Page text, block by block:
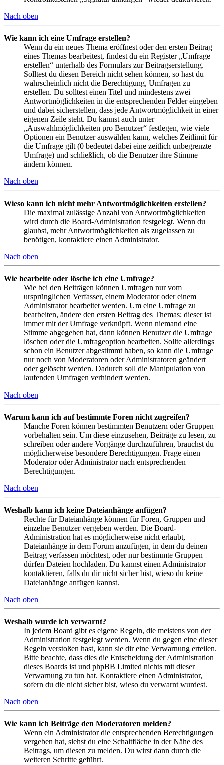
Nach oben
Wie kann ich eine Umfrage erstellen?
Wenn du ein neues Thema eröffnest oder den ersten Beitrag
eines Themas bearbeitest, findest du ein Register „Umfrage
erstellen“ unterhalb des Formulars zur Beitragserstellung.
Solltest du diesen Bereich nicht sehen können, so hast du
wahrscheinlich nicht die Berechtigung, Umfragen zu
erstellen. Du solltest einen Titel und mindestens zwei
Antwortmöglichkeiten in die entsprechenden Felder eingeben
und dabei sicherstellen, dass jede Antwortmöglichkeit in einer
eigenen Zeile steht. Du kannst auch unter
„Auswahlmöglichkeiten pro Benutzer“ festlegen, wie viele
Optionen ein Benutzer auswählen kann, welches Zeitlimit für
die Umfrage gilt (0 bedeutet dabei eine zeitlich unbegrenzte
Umfrage) und schließlich, ob die Benutzer ihre Stimme
ändern können.
Nach oben
Wieso kann ich nicht mehr Antwortmöglichkeiten erstellen?
Die maximal zulässige Anzahl von Antwortmöglichkeiten
wird durch die Board-Administration festgelegt. Wenn du
glaubst, mehr Antwortmöglichkeiten als zugelassen zu
benötigen, kontaktiere einen Administrator.
Nach oben
Wie bearbeite oder lösche ich eine Umfrage?
Wie bei den Beiträgen können Umfragen nur vom
ursprünglichen Verfasser, einem Moderator oder einem
Administrator bearbeitet werden. Um eine Umfrage zu
bearbeiten, ändere den ersten Beitrag des Themas; dieser ist
immer mit der Umfrage verknüpft. Wenn niemand eine
Stimme abgegeben hat, dann können Benutzer die Umfrage
löschen oder die Umfrageoption bearbeiten. Sollte allerdings
schon ein Benutzer abgestimmt haben, so kann die Umfrage
nur noch von Moderatoren oder Administratoren geändert
oder gelöscht werden. Dadurch soll die Manipulation von
laufenden Umfragen verhindert werden.
Nach oben
Warum kann ich auf bestimmte Foren nicht zugreifen?
Manche Foren können bestimmten Benutzern oder Gruppen
vorbehalten sein. Um diese einzusehen, Beiträge zu lesen, zu
schreiben oder andere Vorgänge durchzuführen, brauchst du
möglicherweise besondere Berechtigungen. Frage einen
Moderator oder Administrator nach entsprechenden
Berechtigungen.
Nach oben
Weshalb kann ich keine Dateianhänge anfügen?
Rechte für Dateianhänge können für Foren, Gruppen und
einzelne Benutzer vergeben werden. Die Board-
Administration hat es möglicherweise nicht erlaubt,
Dateianhänge in dem Forum anzufügen, in dem du deinen
Beitrag verfassen möchtest, oder nur bestimmte Gruppen
dürfen Dateien hochladen. Du kannst einen Administrator
kontaktieren, falls du dir nicht sicher bist, wieso du keine
Dateianhänge anfügen kannst.
Nach oben
Weshalb wurde ich verwarnt?
In jedem Board gibt es eigene Regeln, die meistens von der
Administration festgelegt werden. Wenn du gegen eine dieser
Regeln verstoßen hast, kann sie dir eine Verwarnung erteilen.
Bitte beachte, dass dies die Entscheidung der Administration
dieses Boards ist und phpBB Limited nichts mit dieser
Verwarnung zu tun hat. Kontaktiere einen Administrator,
sofern du die nicht sicher bist, wieso du verwarnt wurdest.
Nach oben
Wie kann ich Beiträge den Moderatoren melden?
Wenn ein Administrator die entsprechenden Berechtigungen
vergeben hat, siehst du eine Schaltfläche in der Nähe des
Beitrags, um diesen zu melden. Du wirst dann durch die
weiteren Schritte geführt.